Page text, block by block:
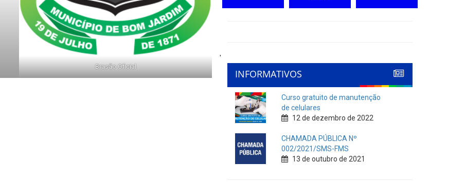
Brasão Oficial
'
INFORMATIVOS
Curso gratuito de manutenção
de celulares
12 de dezembro de 2022
CHAMADA PÚBLICA Nº
002/2021/SMS-FMS
13 de outubro de 2021